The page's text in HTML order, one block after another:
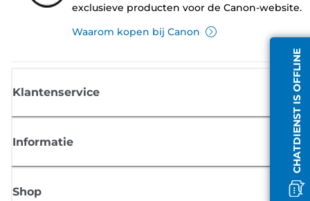
CHATDIENST IS OFFLINE
exclusieve producten voor de Canon-website.
Waarom kopen bij Canon
Klantenservice
Informatie
Shop